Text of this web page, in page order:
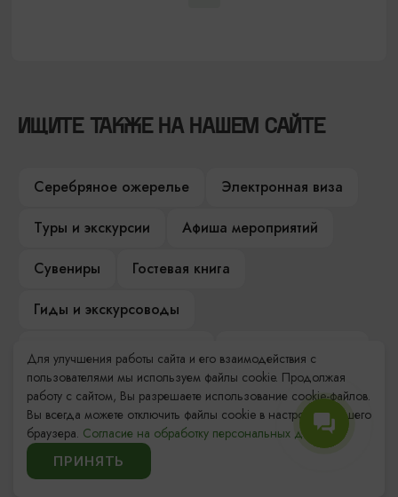
ИЩИТЕ ТАКЖЕ НА НАШЕМ САЙТЕ
Серебряное ожерелье
Электронная виза
Туры и экскурсии
Афиша мероприятий
Сувениры
Гостевая книга
Гиды и экскурсоводы
Достопримечательности
Карты и маршруты
Рестораны
Гостиницы
Как доехать
Компас Балтийской кухни
Настоящий Калининградец
Для улучшения работы сайта и его взаимодействия с
пользователями мы используем файлы cookie. Продолжая
работу с сайтом, Вы разрешаете использование cookie-файлов.
Вы всегда можете отключить файлы cookie в настройках Вашего
браузера. Согласие на обработку персональных данных.
ПРИНЯТЬ